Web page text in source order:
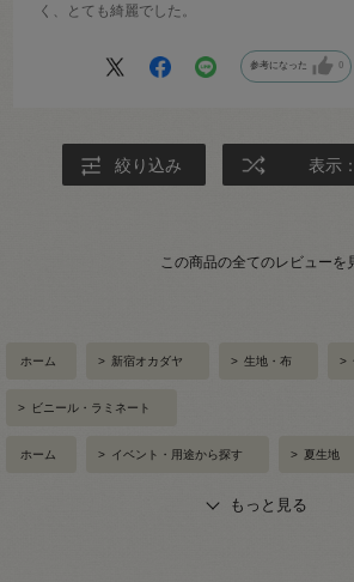
く、とても綺麗でした。
参考になった 0
絞り込み 表示
この商品の全てのレビューを
ホーム > 新宿オカダヤ > 生地・布 >
> ビニール・ラミネート
ホーム > イベント・用途から探す > 夏生地
もっと見る